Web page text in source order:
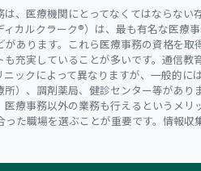
、医療機関にとってなくてはならない
カルクラーク®）は、最も有名な医療
あります。これら医療事務の資格を取
充実していることが多いです。通信教
ックによって異なりますが、一般的に
）、調剤薬局、健診センター等があり
療事務以外の業務も行えるというメリ
た職場を選ぶことが重要です。情報収